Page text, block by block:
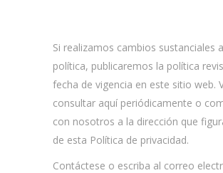
Si realizamos cambios sustanciales
política, publicaremos la política
fecha de vigencia en este sitio web.
consultar aquí periódicamente o
con nosotros a la dirección que
de esta Política de privacidad.
Contáctese o escriba al correo